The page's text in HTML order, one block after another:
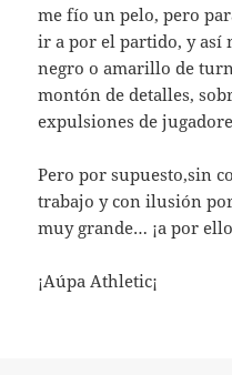
me fío un pelo, pero
ir a por el partido, y así
negro o amarillo de
montón de detalles,
expulsiones de
Pero por supuesto,sin
trabajo y con ilusión
muy grande… ¡a por
¡Aúpa Athletic¡